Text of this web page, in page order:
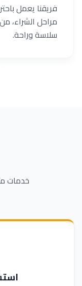
فريقنا يعمل
مراحل الشراء،
سلاسة وراحة.
خدمات